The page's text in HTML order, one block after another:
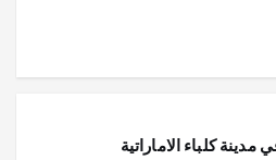
كلباء الاماراتية